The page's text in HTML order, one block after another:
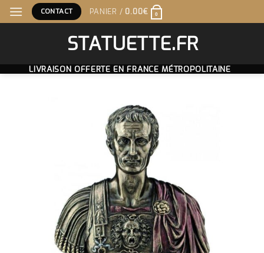
Skip
to
CONTACT PANIER / 0.00€ 0
STATUETTE.FR
LIVRAISON OFFERTE EN FRANCE MÉTROPOLITAINE